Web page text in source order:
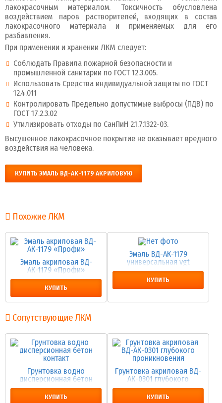
лакокрасочным материалом. Токсичность обусловлена
воздействием паров растворителей, входящих в состав
лакокрасочного материала и применяемых для его
разбавления.
При применении и хранении ЛКМ следует:
Соблюдать Правила пожарной безопасности и
промышленной санитарии по ГОСТ 12.3.005.
Использовать Средства индивидуальной защиты по ГОСТ
12.4.011
Контролировать Предельно допустимые выбросы (ПДВ) по
ГОСТ 17.2.3.02
Утилизировать отходы по СанПиН 2.1.7.1322-03.
Высушенное лакокрасочное покрытие не оказывает вредного
воздействия на человека.
КУПИТЬ ЭМАЛЬ ВД-АК-1179 АКРИЛОВУЮ
Похожие ЛКМ
Эмаль акриловая ВД-
АК-1179 «Профи»
КУПИТЬ
Эмаль ВД-АК-1179
универсальная vgt
КУПИТЬ
Сопутствующие ЛКМ
Грунтовка водно
дисперсионная бетон
контакт
КУПИТЬ
Грунтовка акриловая ВД-
АК-0301 глубокого
проникновения
КУПИТЬ